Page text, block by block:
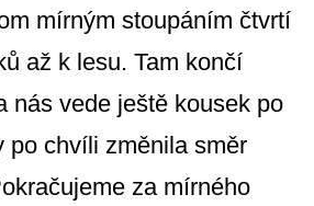
mírným stoupáním čtvrtí
až k lesu. Tam končí
nás vede ještě kousek po
po chvíli změnila směr
za mírného